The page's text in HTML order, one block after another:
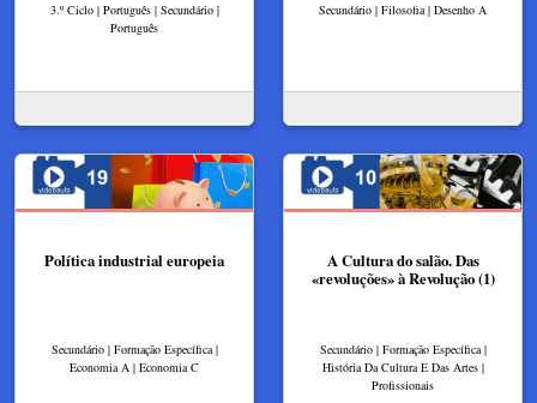
3.º Ciclo | Português | Secundário |
Português
Secundário | Filosofia | Desenho A
Política industrial europeia
Secundário | Formação Específica |
Economia A | Economia C
A Cultura do salão. Das
«revoluções» à Revolução (1)
Secundário | Formação Específica |
História Da Cultura E Das Artes |
Profissionais